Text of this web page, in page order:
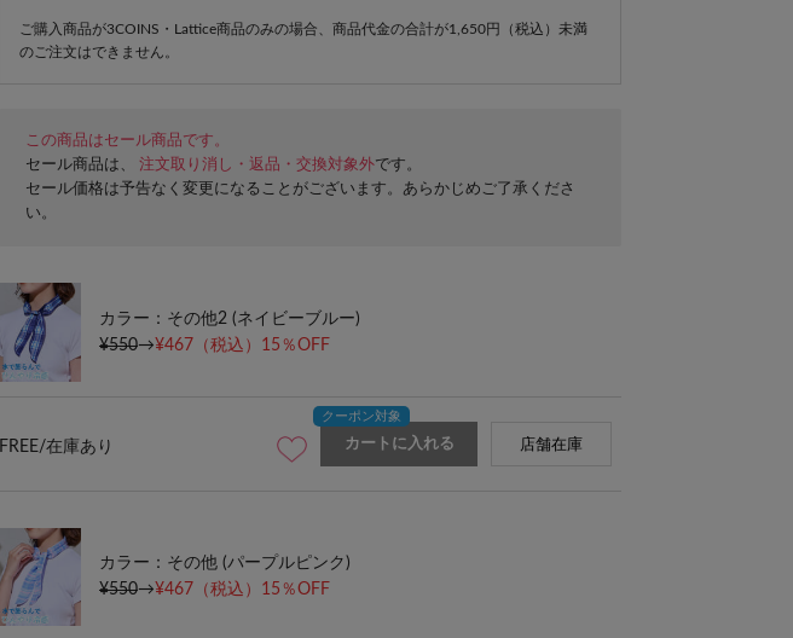
ご購入商品が3COINS・Lattice商品のみの場合、商品代金の合計が1,650円（税込）未満
のご注文はできません。
この商品はセール商品です。
セール商品は、 注文取り消し・返品・交換対象外です。
セール価格は予告なく変更になることがございます。あらかじめご了承くださ
い。
カラー：その他2 (ネイビーブルー)
¥550→¥467 （税込）15％OFF
FREE/在庫あり カートに入れる 店舗在庫
カラー：その他 (パープルピンク)
¥550→¥467 （税込）15％OFF